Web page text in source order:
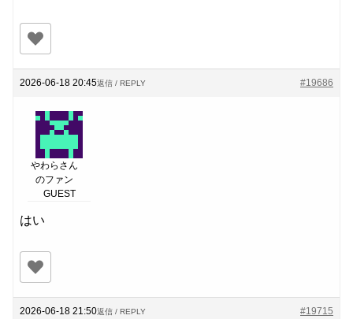
2026-06-18 20:45 #19686
返信 / REPLY
やわらさん
のファン
GUEST
はい
2026-06-18 21:50 #19715
返信 / REPLY